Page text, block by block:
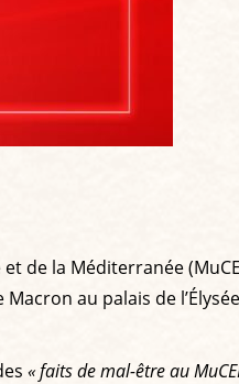
de la Méditerranée
au palais de
« faits de mal-être au